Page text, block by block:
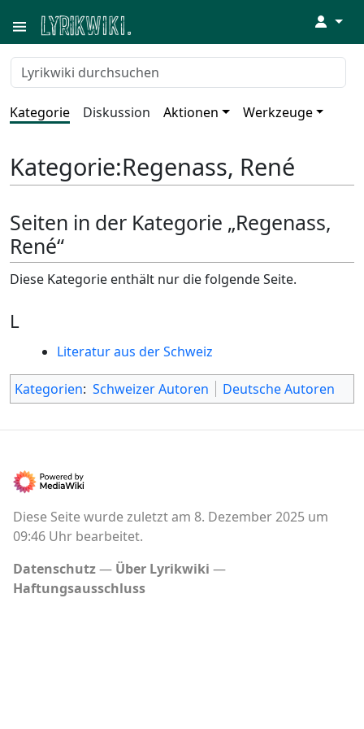
↓
Kategorie Diskussion Aktionen Werkzeuge
Kategorie:Regenass, René
Seiten in der Kategorie „Regenass,
René“
Diese Kategorie enthält nur die folgende Seite.
L
Literatur aus der Schweiz
Kategorien: Schweizer Autoren Deutsche Autoren
Diese Seite wurde zuletzt am 8. Dezember 2025 um
09:46 Uhr bearbeitet.
Datenschutz
Über Lyrikwiki
Haftungsausschluss